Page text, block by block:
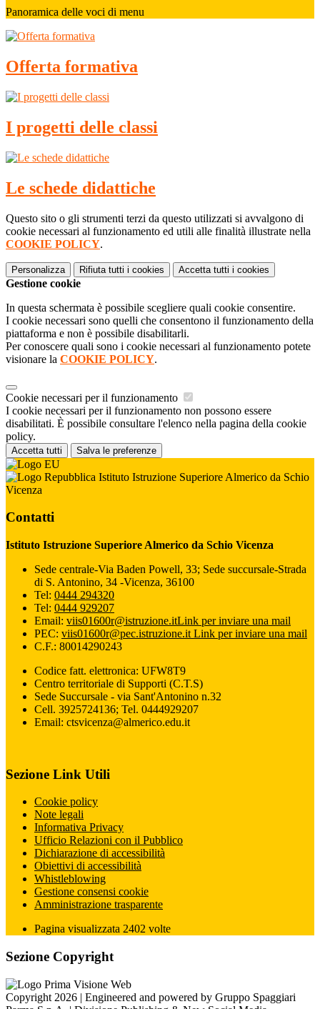
Panoramica delle voci di menu
Offerta formativa
I progetti delle classi
Le schede didattiche
Questo sito o gli strumenti terzi da questo utilizzati si avvalgono di
cookie necessari al funzionamento ed utili alle finalità illustrate nella
COOKIE POLICY.
Personalizza Rifiuta tutti i cookies Accetta tutti i cookies
Gestione cookie
In questa schermata è possibile scegliere quali cookie consentire.
I cookie necessari sono quelli che consentono il funzionamento della
piattaforma e non è possibile disabilitarli.
Per conoscere quali sono i cookie necessari al funzionamento potete
visionare la COOKIE POLICY.
Cookie necessari per il funzionamento
I cookie necessari per il funzionamento non possono essere
disabilitati. È possibile consultare l'elenco nella pagina della cookie
policy.
Accetta tutti Salva le preferenze
Istituto Istruzione Superiore Almerico da Schio
Vicenza
Contatti
Istituto Istruzione Superiore Almerico da Schio Vicenza
Sede centrale-Via Baden Powell, 33; Sede succursale-Strada
di S. Antonino, 34 -Vicenza, 36100
Tel: 0444 294320
Tel: 0444 929207
Email: viis01600r@istruzione.itLink per inviare una mail
PEC: viis01600r@pec.istruzione.it Link per inviare una mail
C.F.: 80014290243
Codice fatt. elettronica: UFW8T9
Centro territoriale di Supporti (C.T.S)
Sede Succursale - via Sant'Antonino n.32
Cell. 3925724136; Tel. 0444929207
Email: ctsvicenza@almerico.edu.it
Sezione Link Utili
Cookie policy
Note legali
Informativa Privacy
Ufficio Relazioni con il Pubblico
Dichiarazione di accessibilità
Obiettivi di accessibilità
Whistleblowing
Gestione consensi cookie
Amministrazione trasparente
Pagina visualizzata 2402 volte
Sezione Copyright
Copyright 2026 | Engineered and powered by Gruppo Spaggiari